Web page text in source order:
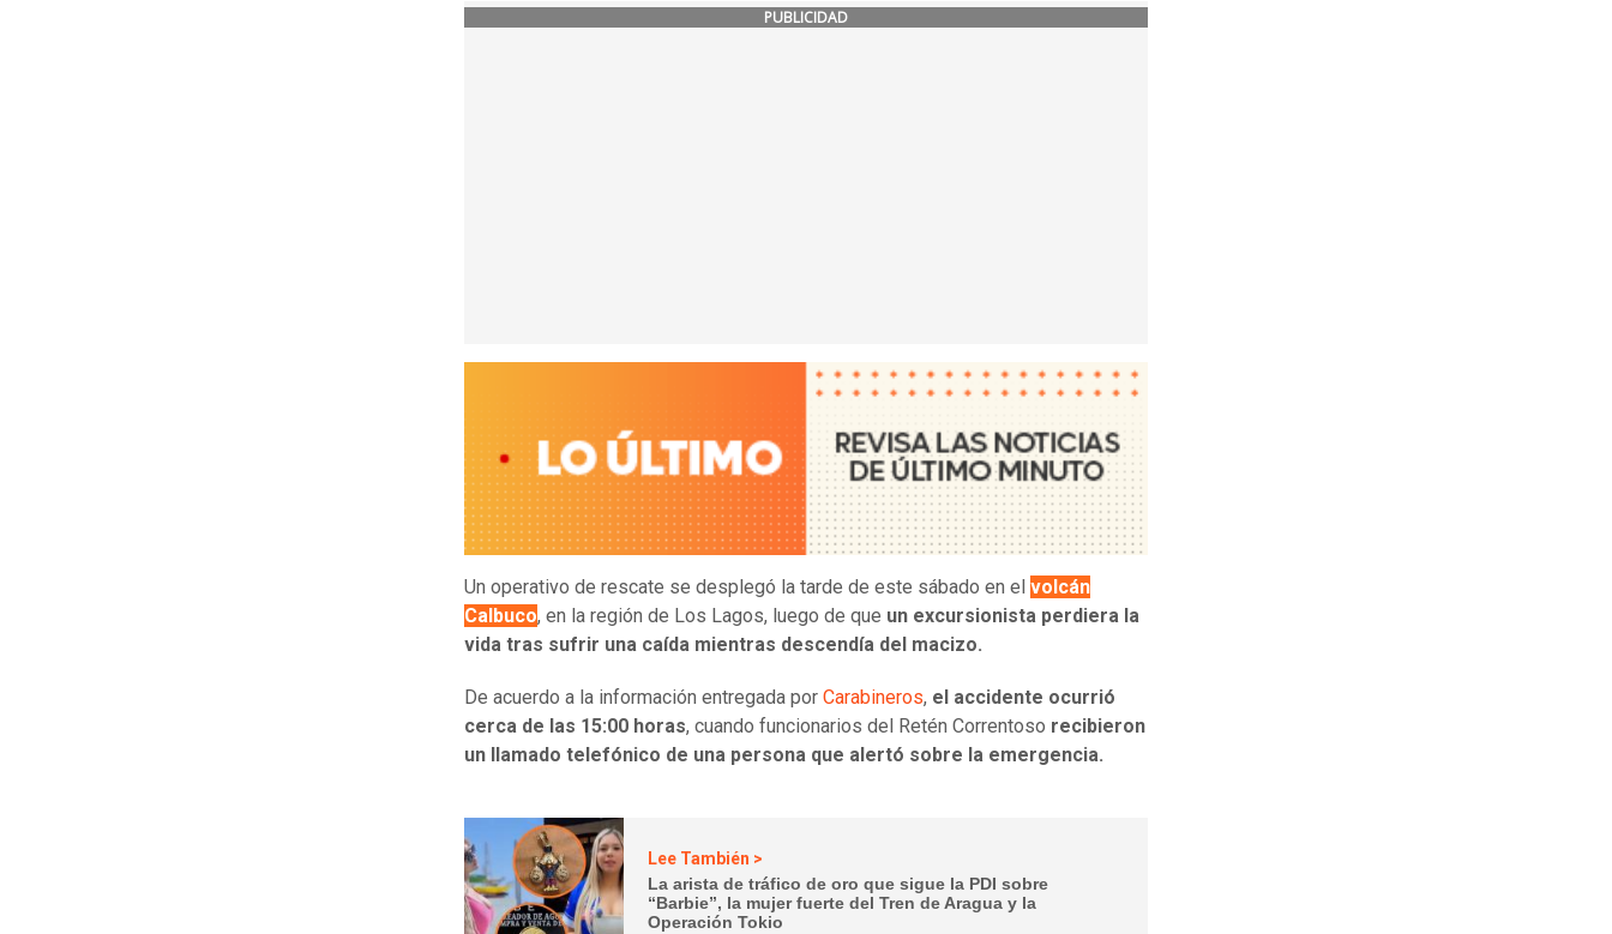
PUBLICIDAD
Un operativo de rescate se desplegó la tarde de este sábado en el volcán
Calbuco, en la región de Los Lagos, luego de que un excursionista perdiera la
vida tras sufrir una caída mientras descendía del macizo.
De acuerdo a la información entregada por Carabineros, el accidente ocurrió
cerca de las 15:00 horas, cuando funcionarios del Retén Correntoso recibieron
un llamado telefónico de una persona que alertó sobre la emergencia.
Lee También >
La arista de tráfico de oro que sigue la PDI sobre
“Barbie”, la mujer fuerte del Tren de Aragua y la
Operación Tokio